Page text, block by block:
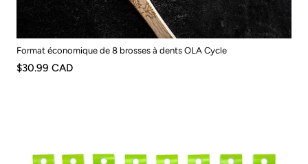
Format économique de 8 brosses à dents OLA Cycle
$30.99 CAD